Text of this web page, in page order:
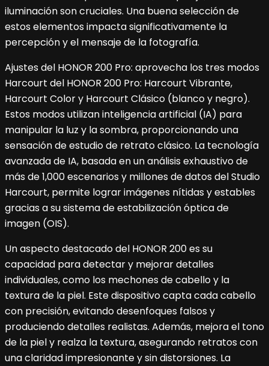
iluminación son cruciales. Una buena selección de
estos elementos impacta significativamente la
percepción y el mensaje de la fotografía.
Ajustes del HONOR 200 Pro: aprovecha los tres modos
Harcourt del HONOR 200 Pro: Harcourt Vibrante,
Harcourt Color y Harcourt Clásico (blanco y negro).
Estos modos utilizan inteligencia artificial (IA) para
manipular la luz y la sombra, proporcionando una
sensación de estudio de retrato clásico. La tecnología
avanzada de IA, basada en un análisis exhaustivo de
más de 1,000 escenarios y millones de datos del Studio
Harcourt, permite lograr imágenes nítidas y estables
gracias a su sistema de estabilización óptica de
imagen (OIS).
Un aspecto destacado del HONOR 200 es su
capacidad para detectar y mejorar detalles
individuales, como los mechones de cabello y la
textura de la piel. Este dispositivo capta cada cabello
con precisión, evitando desenfoques falsos y
produciendo detalles realistas. Además, mejora el tono
de la piel y realza la textura, asegurando retratos con
una claridad impresionante y sin distorsiones. La